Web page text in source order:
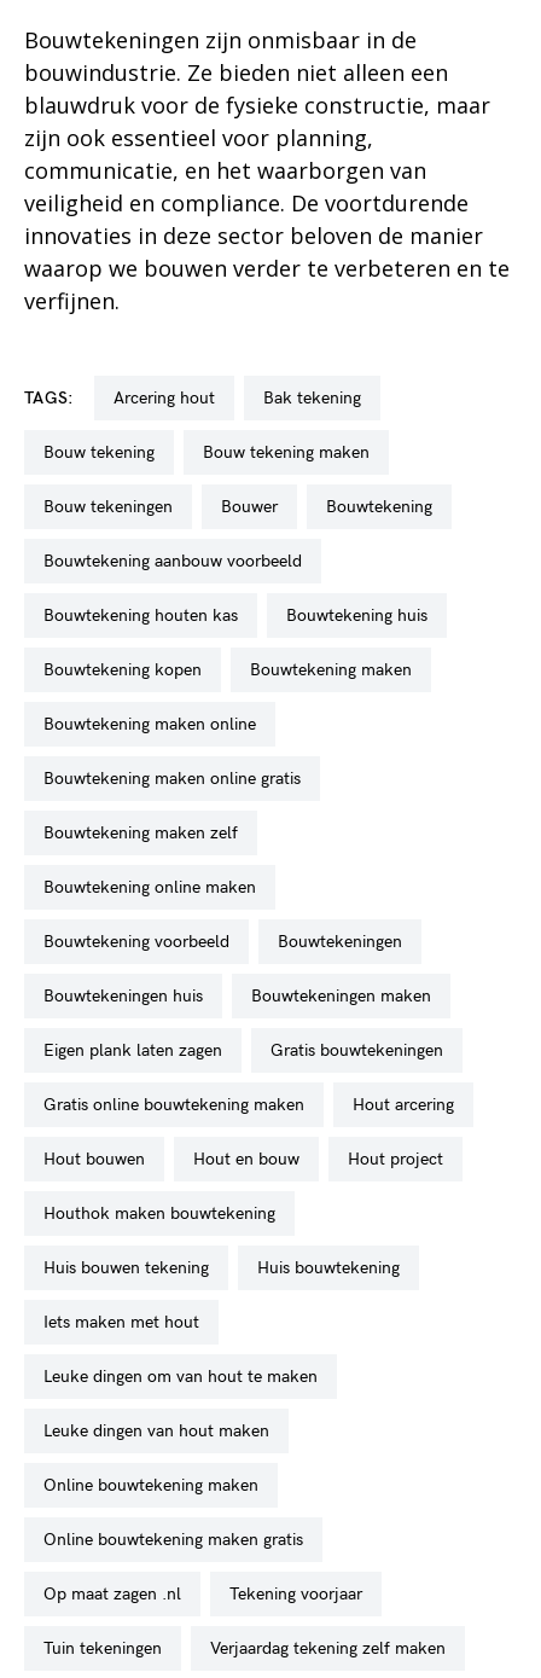
Bouwtekeningen zijn onmisbaar in de
bouwindustrie. Ze bieden niet alleen een
blauwdruk voor de fysieke constructie, maar
zijn ook essentieel voor planning,
communicatie, en het waarborgen van
veiligheid en compliance. De voortdurende
innovaties in deze sector beloven de manier
waarop we bouwen verder te verbeteren en te
verfijnen.
TAGS: arcering hout bak tekening
bouw tekening bouw tekening maken
bouw tekeningen bouwer bouwtekening
bouwtekening aanbouw voorbeeld
bouwtekening houten kas bouwtekening huis
bouwtekening kopen bouwtekening maken
bouwtekening maken online
bouwtekening maken online gratis
bouwtekening maken zelf
bouwtekening online maken
bouwtekening voorbeeld bouwtekeningen
bouwtekeningen huis bouwtekeningen maken
eigen plank laten zagen gratis bouwtekeningen
gratis online bouwtekening maken hout arcering
hout bouwen hout en bouw hout project
houthok maken bouwtekening
huis bouwen tekening huis bouwtekening
iets maken met hout
leuke dingen om van hout te maken
leuke dingen van hout maken
online bouwtekening maken
online bouwtekening maken gratis
op maat zagen .nl tekening voorjaar
tuin tekeningen verjaardag tekening zelf maken